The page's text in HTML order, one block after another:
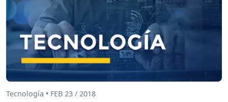
Tecnología • FEB 23 / 2018